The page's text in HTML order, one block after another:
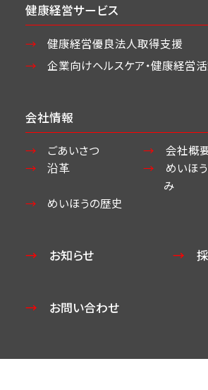
健康経営サービス
健康経営優良法人取得支援
企業向けヘルスケア・健康経営
会社情報
ごあいさつ
会社概
沿革
めいほ
み
めいほうの歴史
お知らせ
お問い合わせ